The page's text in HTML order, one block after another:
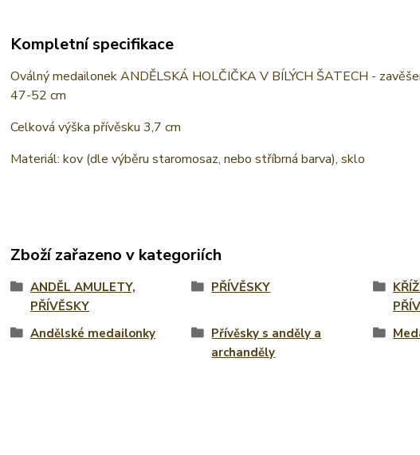
Kompletní specifikace
Oválný medailonek ANDĚLSKÁ HOLČIČKA V BÍLÝCH ŠATECH -
47-52 cm
Celková výška přívěsku 3,7 cm
Materiál: kov (dle výběru staromosaz, nebo stříbrná barva), sklo
Zboží zařazeno v kategoriích
ANDĚL AMULETY,
PŘÍVĚSKY
PŘÍVĚSKY
Andělské medailonky
Přívěsky s anděly a
archanděly